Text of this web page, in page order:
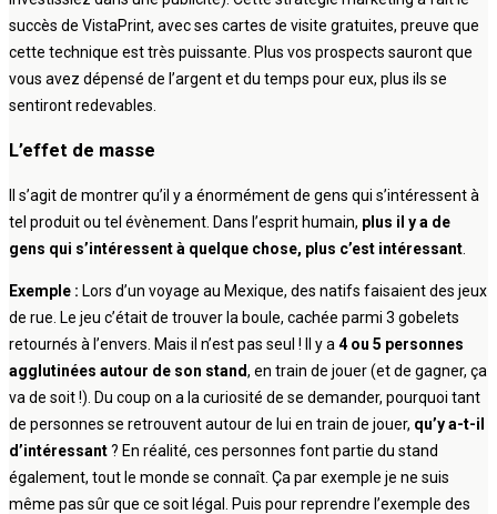
succès de VistaPrint, avec ses cartes de visite gratuites, preuve que
cette technique est très puissante. Plus vos prospects sauront que
vous avez dépensé de l’argent et du temps pour eux, plus ils se
sentiront redevables.
L’effet de masse
Il s’agit de montrer qu’il y a énormément de gens qui s’intéressent à
tel produit ou tel évènement. Dans l’esprit humain, plus il y a de
gens qui s’intéressent à quelque chose, plus c’est intéressant
Exemple : Lors d’un voyage au Mexique, des natifs faisaient des jeux
de rue. Le jeu c’était de trouver la boule, cachée parmi 3 gobelets
retournés à l’envers. Mais il n’est pas seul ! Il y a 4 ou 5 personnes
agglutinées autour de son stand, en train de jouer (et de gagner, ça
va de soit !). Du coup on a la curiosité de se demander, pourquoi tant
de personnes se retrouvent autour de lui en train de jouer, qu’y a-t-il
d’intéressant? En réalité, ces personnes font partie du stand
également, tout le monde se connaît. Ça par exemple je ne suis
même pas sûr que ce soit légal. Puis pour reprendre l’exemple des